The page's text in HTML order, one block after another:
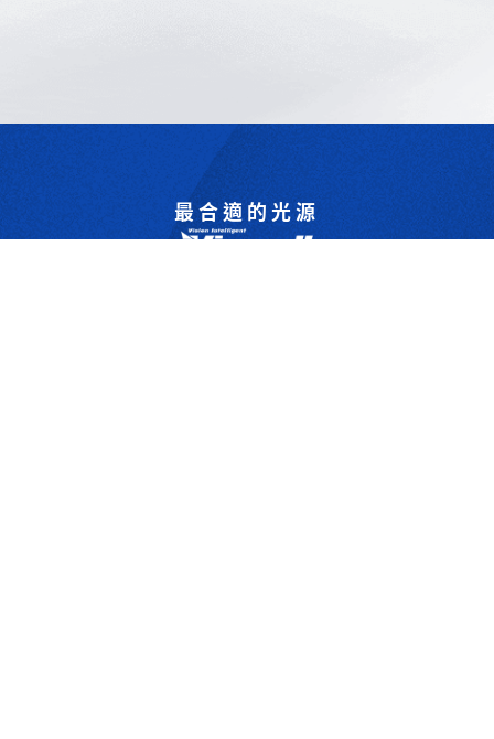
最合適的光源